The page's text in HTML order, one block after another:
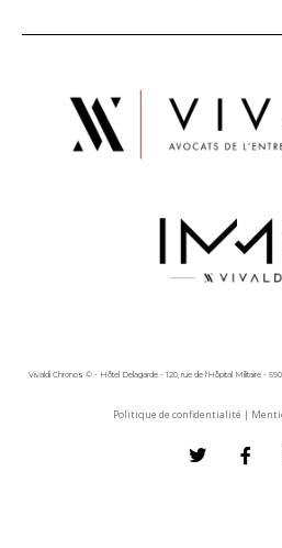
Vivaldi Chronos © - Hôtel Delagarde - 120, rue de l'Hôpital Militaire -
Politique de confidentialité |